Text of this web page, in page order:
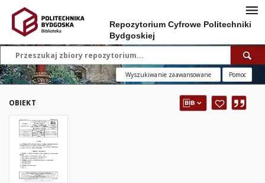
Repozytorium Cyfrowe Politechniki
Bydgoskiej
Wyszukiwanie zaawansowane Pomoc
OBIEKT